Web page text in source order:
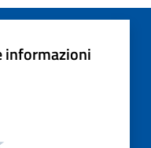
informazioni